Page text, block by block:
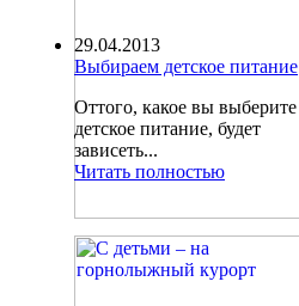
29.04.2013
Выбираем детское питание
Оттого, какое вы выберите
детское питание, будет
зависеть...
Читать полностью